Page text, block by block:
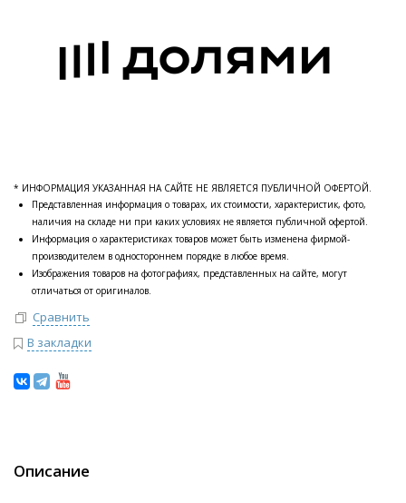
* ИНФОРМАЦИЯ УКАЗАННАЯ НА САЙТЕ НЕ ЯВЛЯЕТСЯ ПУБЛИЧНОЙ ОФЕРТОЙ.
Представленная информация о товарах, их стоимости, характеристик, фото,
наличия на складе ни при каких условиях не является публичной офертой.
Информация о характеристиках товаров может быть изменена фирмой-
производителем в одностороннем порядке в любое время.
Изображения товаров на фотографиях, представленных на сайте, могут
отличаться от оригиналов.
Сравнить
В закладки
Описание